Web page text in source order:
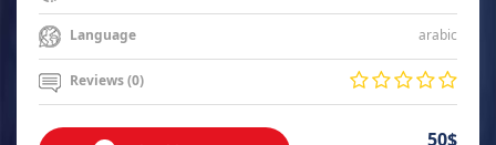
Language arabic
Reviews (0)
50$